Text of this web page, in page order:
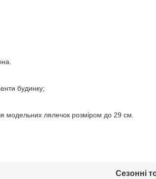
будинку;
модельних лялечок розміром до 29 см.
Сезонні